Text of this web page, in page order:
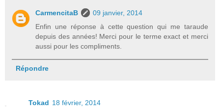
CarmencitaB
09 janvier, 2014
Enfin une réponse à cette question qui me taraude
depuis des années! Merci pour le terme exact et merci
aussi pour les compliments.
Répondre
Tokad 18 février, 2014